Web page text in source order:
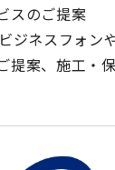
スのご提案
ジネスフォン
提案、施工・